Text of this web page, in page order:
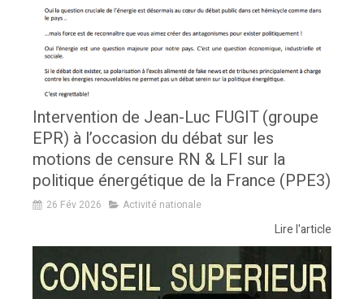
Intervention de Jean-Luc FUGIT (groupe
EPR) à l’occasion du débat sur les
motions de censure RN & LFI sur la
politique énergétique de la France (PPE3)
26 Fév 2026 Activité nationale
Lire l'article